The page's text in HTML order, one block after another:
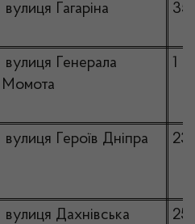
вулиця Гагаріна 35
вулиця Генерала
Момота
1
вулиця Героїв Дніпра 23
вулиця Дахнівська 25